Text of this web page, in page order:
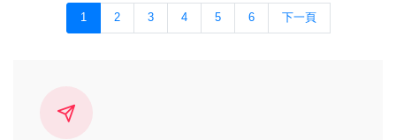
1 2 3 4 5 6 下一頁